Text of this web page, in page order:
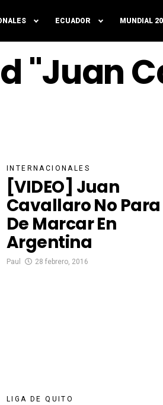
ECUADOR MUNDIAL
"Juan
INTERNACIONALES
[VIDEO] Juan
Cavallaro No Para
De Marcar En
Argentina
Paul 28 febrero, 2016
LIGA DE QUITO